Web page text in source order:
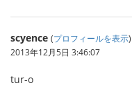
scyence (プロフィールを表示)
2013年12月5日 3:46:07
tur-o